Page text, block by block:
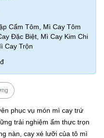
Cẩm Tôm, Mì Cay Tôm
Đặc Biệt, Mì Cay Kim Chi
Cay Trộn
phục vụ món mì cay trứ
trải nghiệm ẩm thực trọn
nàn, cay xé lưỡi của tô mì